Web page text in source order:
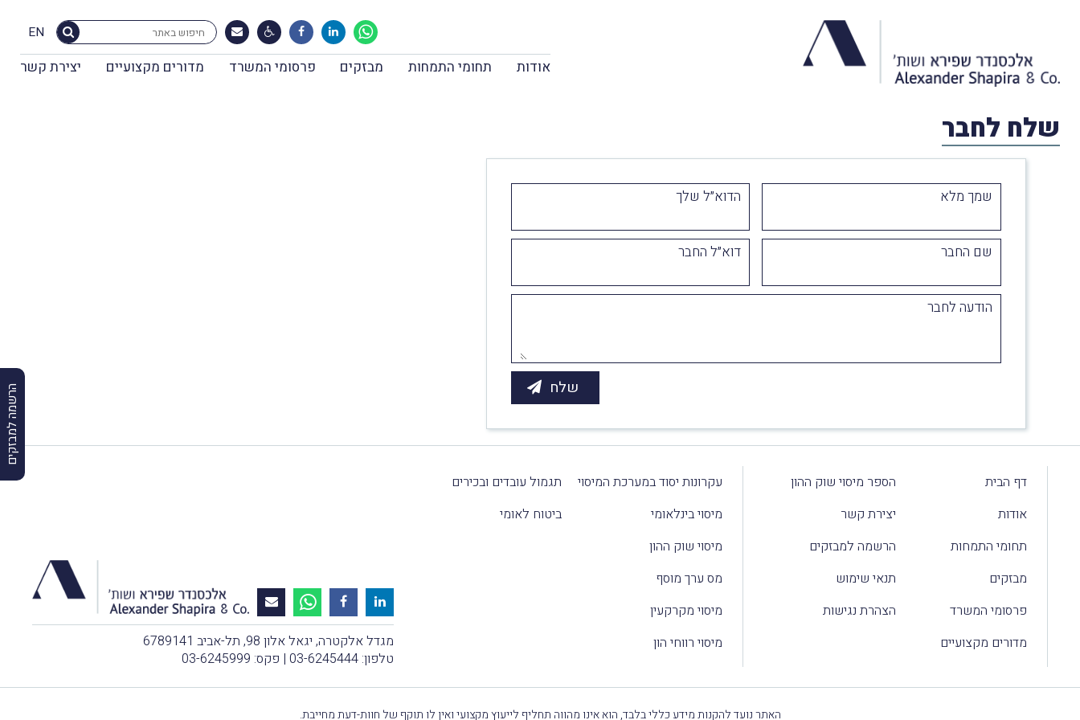
EN
אודות תחומי התמחות מבזקים פרסומי המשרד מדורים מקצועיים יצירת קשר
הרשמה למבזקים
שלח לחבר
שמך מלא הדוא״ל שלך
שם החבר דוא״ל החבר
הודעה לחבר
דף הבית
אודות
תחומי התמחות
מבזקים
פרסומי המשרד
מדורים מקצועיים
הספר מיסוי שוק ההון
יצירת קשר
הרשמה למבזקים
תנאי שימוש
הצהרת נגישות
עקרונות יסוד במערכת המיסוי
מיסוי בינלאומי
מיסוי שוק ההון
מס ערך מוסף
מיסוי מקרקעין
מיסוי רווחי הון
תגמול עובדים ובכירים
ביטוח לאומי
מגדל אלקטרה, יגאל אלון 98, תל-אביב 6789141
טלפון: 03-6245444 | פקס: 03-6245999
האתר נועד להקנות מידע כללי בלבד, הוא אינו מהווה תחליף לייעוץ מקצועי ואין לו תוקף של חוות-דעת מחייבת.